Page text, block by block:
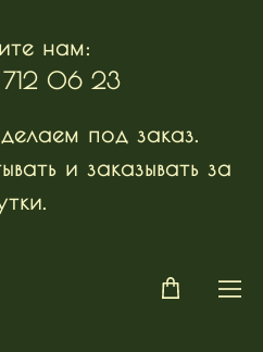
нам:
06 23
под заказ.
и заказывать за